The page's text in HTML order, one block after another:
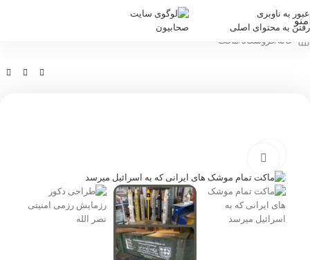
عبور به ناوبری
رفتن به محتوای اصلی
منو
خانه /فروشگاه /ماکت